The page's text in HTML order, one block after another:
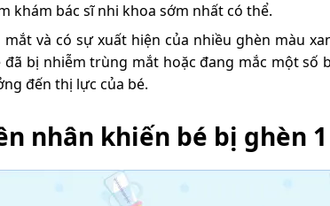
khám bác sĩ nhi khoa sớm nhất có thể.
và có sự xuất hiện của nhiều ghèn màu
đã bị nhiễm trùng mắt hoặc đang mắc một số
đến thị lực của bé.
nhân khiến bé bị ghèn